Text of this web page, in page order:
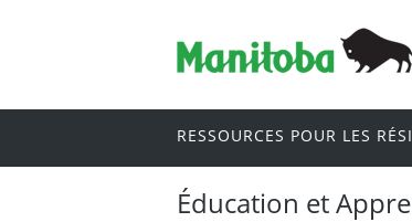
RESSOURCES POUR LES
Éducation et